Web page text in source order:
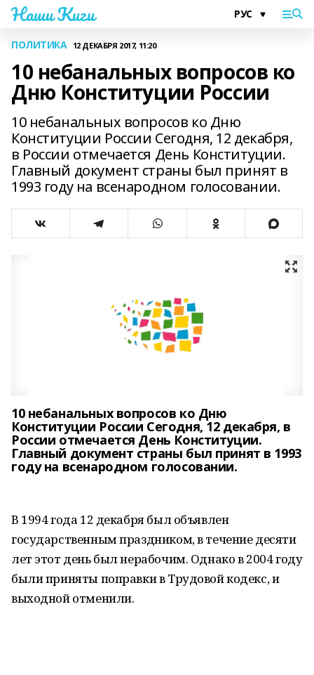
Наши Киги
ПОЛИТИКА 12 ДЕКАБРЯ 2017, 11:20
10 небанальных вопросов ко
Дню Конституции России
10 небанальных вопросов ко Дню
Конституции России Сегодня, 12 декабря,
в России отмечается День Конституции.
Главный документ страны был принят в
1993 году на всенародном голосовании.
10 небанальных вопросов ко Дню
Конституции России Сегодня, 12 декабря, в
России отмечается День Конституции.
Главный документ страны был принят в 1993
году на всенародном голосовании.
В 1994 года 12 декабря был объявлен
государственным праздником, в течение десяти
лет этот день был нерабочим. Однако в 2004 году
были приняты поправки в Трудовой кодекс, и
выходной отменили.